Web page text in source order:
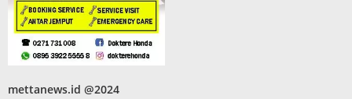
mettanews.id @2024